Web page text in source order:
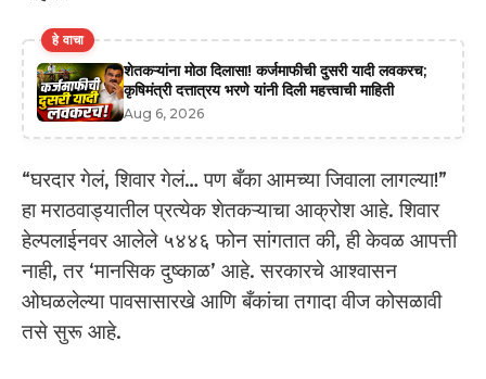
हे वाचा
शेतकऱ्यांना मोठा दिलासा! कर्जमाफीची दुसरी यादी लवकरच;
कृषिमंत्री दत्तात्रय भरणे यांनी दिली महत्त्वाची माहिती
Aug 6, 2026
“घरदार गेलं, शिवार गेलं… पण बँका आमच्या जिवाला लागल्या!”
हा मराठवाड्यातील प्रत्येक शेतकऱ्याचा आक्रोश आहे. शिवार
हेल्पलाईनवर आलेले ५४४६ फोन सांगतात की, ही केवळ आपत्ती
नाही, तर ‘मानसिक दुष्काळ’ आहे. सरकारचे आश्वासन
ओघळलेल्या पावसासारखे आणि बँकांचा तगादा वीज कोसळावी
तसे सुरू आहे.